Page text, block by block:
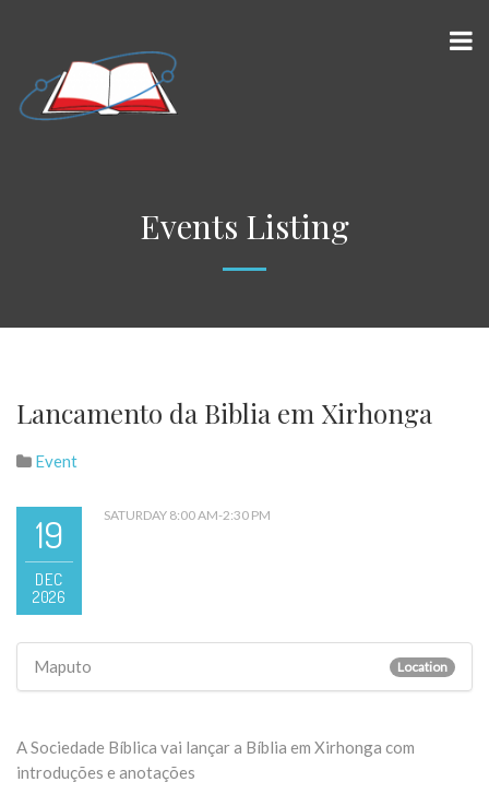
Events Listing
Lancamento da Biblia em Xirhonga
Event
19
DEC
2026
SATURDAY 8:00 AM-2:30 PM
Maputo Location
A Sociedade Bíblica vai lançar a Bíblia em Xirhonga com
introduções e anotações